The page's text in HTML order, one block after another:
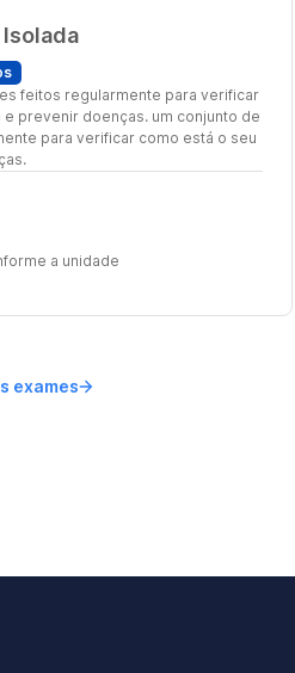
Isolada
feitos regularmente para verificar
prevenir doenças. um conjunto de
para verificar como está o seu
a unidade
exames